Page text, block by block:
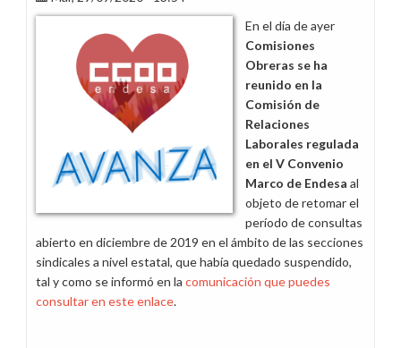
Ibiza,
Tenerife
Gran
Canaria
En el día de ayer
Comisiones
Obreras se ha
reunido en la
Comisión de
Relaciones
Laborales regulada
en el V Convenio
Marco de Endesa al
objeto de retomar el
período de consultas
abierto en diciembre de 2019 en el ámbito de las secciones
sindicales a nivel estatal, que había quedado suspendido,
tal y como se informó en la comunicación que puedes
consultar en este enlace.